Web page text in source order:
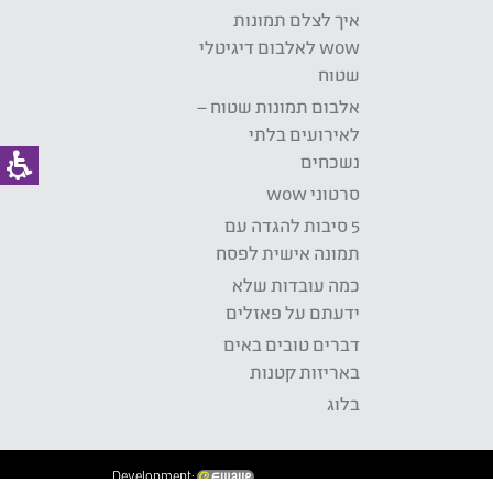
איך לצלם תמונות
wow לאלבום דיגיטלי
שטוח
אלבום תמונות שטוח –
לאירועים בלתי
נשכחים
סרטוני wow
5 סיבות להגדה עם
תמונה אישית לפסח
כמה עובדות שלא
ידעתם על פאזלים
דברים טובים באים
באריזות קטנות
בלוג
Development: